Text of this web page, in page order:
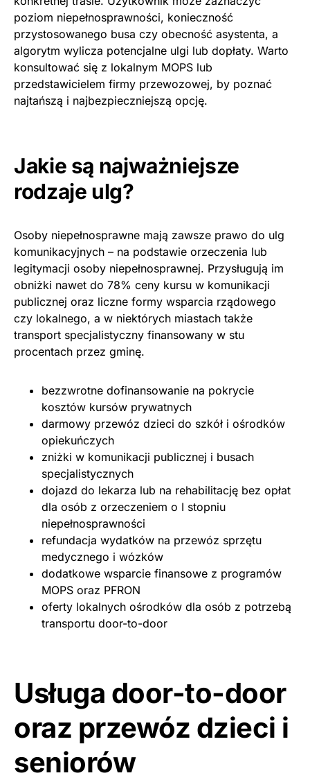
poziom niepełnosprawności, konieczność
przystosowanego busa czy obecność asystenta, a
algorytm wylicza potencjalne ulgi lub dopłaty. Warto
konsultować się z lokalnym MOPS lub
przedstawicielem firmy przewozowej, by poznać
najtańszą i najbezpieczniejszą opcję.
Jakie są najważniejsze
rodzaje ulg?
Osoby niepełnosprawne mają zawsze prawo do ulg
komunikacyjnych – na podstawie orzeczenia lub
legitymacji osoby niepełnosprawnej. Przysługują im
obniżki nawet do 78% ceny kursu w komunikacji
publicznej oraz liczne formy wsparcia rządowego
czy lokalnego, a w niektórych miastach także
transport specjalistyczny finansowany w stu
procentach przez gminę.
bezzwrotne dofinansowanie na pokrycie
kosztów kursów prywatnych
darmowy przewóz dzieci do szkół i ośrodków
opiekuńczych
zniżki w komunikacji publicznej i busach
specjalistycznych
dojazd do lekarza lub na rehabilitację bez opłat
dla osób z orzeczeniem o I stopniu
niepełnosprawności
refundacja wydatków na przewóz sprzętu
medycznego i wózków
dodatkowe wsparcie finansowe z programów
MOPS oraz PFRON
oferty lokalnych ośrodków dla osób z potrzebą
transportu door-to-door
Usługa door-to-door
oraz przewóz dzieci i
seniorów